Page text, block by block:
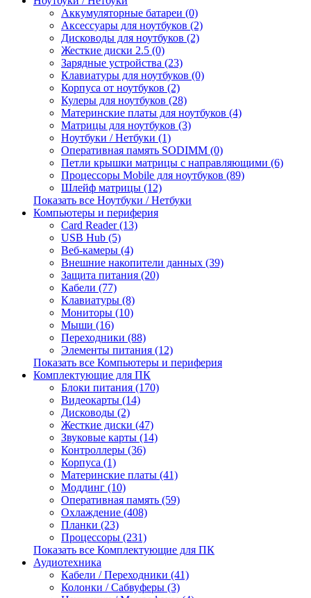
Аккумуляторные батареи (0)
Аксессуары для ноутбуков (2)
Дисководы для ноутбуков (2)
Жесткие диски 2.5 (0)
Зарядные устройства (23)
Клавиатуры для ноутбуков (0)
Корпуса от ноутбуков (2)
Кулеры для ноутбуков (28)
Материнские платы для ноутбуков (4)
Матрицы для ноутбуков (3)
Ноутбуки / Нетбуки (1)
Оперативная память SODIMM (0)
Петли крышки матрицы с направляющими (6)
Процессоры Mobile для ноутбуков (89)
Шлейф матрицы (12)
Показать все Ноутбуки / Нетбуки
Компьютеры и периферия
Card Reader (13)
USB Hub (5)
Веб-камеры (4)
Внешние накопители данных (39)
Защита питания (20)
Кабели (77)
Клавиатуры (8)
Мониторы (10)
Мыши (16)
Переходники (88)
Элементы питания (12)
Показать все Компьютеры и периферия
Комплектующие для ПК
Блоки питания (170)
Видеокарты (14)
Дисководы (2)
Жесткие диски (47)
Звуковые карты (14)
Контроллеры (36)
Корпуса (1)
Материнские платы (41)
Моддинг (10)
Оперативная память (59)
Охлаждение (408)
Планки (23)
Процессоры (231)
Показать все Комплектующие для ПК
Аудиотехника
Кабели / Переходники (41)
Колонки / Сабвуферы (3)